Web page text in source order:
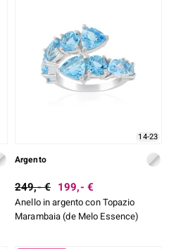
14-23
Argento
249,- € 199,- €
Anello in argento con Topazio
Marambaia (de Melo Essence)